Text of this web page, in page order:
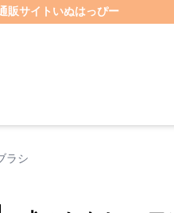
販サイト いぬはっぴー
ラシ